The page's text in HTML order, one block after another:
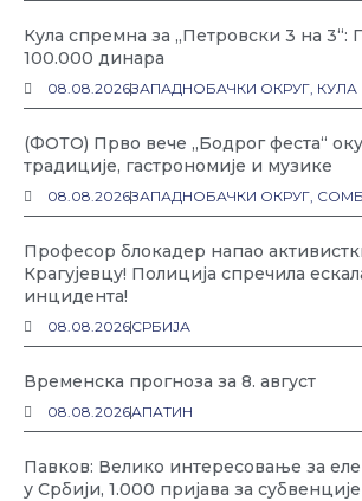
Кула спремна за „Петровски 3 на 3“:
100.000 динара
08.08.2026ЗАПАДНОБАЧКИ ОКРУГ, КУЛА
(ФОТО) Прво вече „Бодрог феста“
традиције, гастрономије и музике
08.08.2026ЗАПАДНОБАЧКИ ОКРУГ,
Професор блокадер напао
Крагујевцу! Полиција спречила
инцидента!
08.08.2026СРБИЈА
Временска прогноза за 8. август
08.08.2026АПАТИН
Павков: Велико интересовање за
у Србији, 1.000 пријава за субвенције